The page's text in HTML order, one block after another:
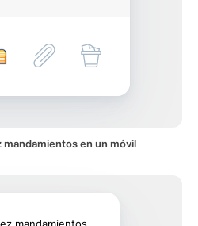
mandamientos en un móvil